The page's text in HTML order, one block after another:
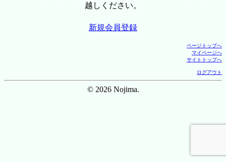
越しください。
新規会員登録
ページトップへ
マイページへ
サイトトップへ
ログアウト
© 2026 Nojima.